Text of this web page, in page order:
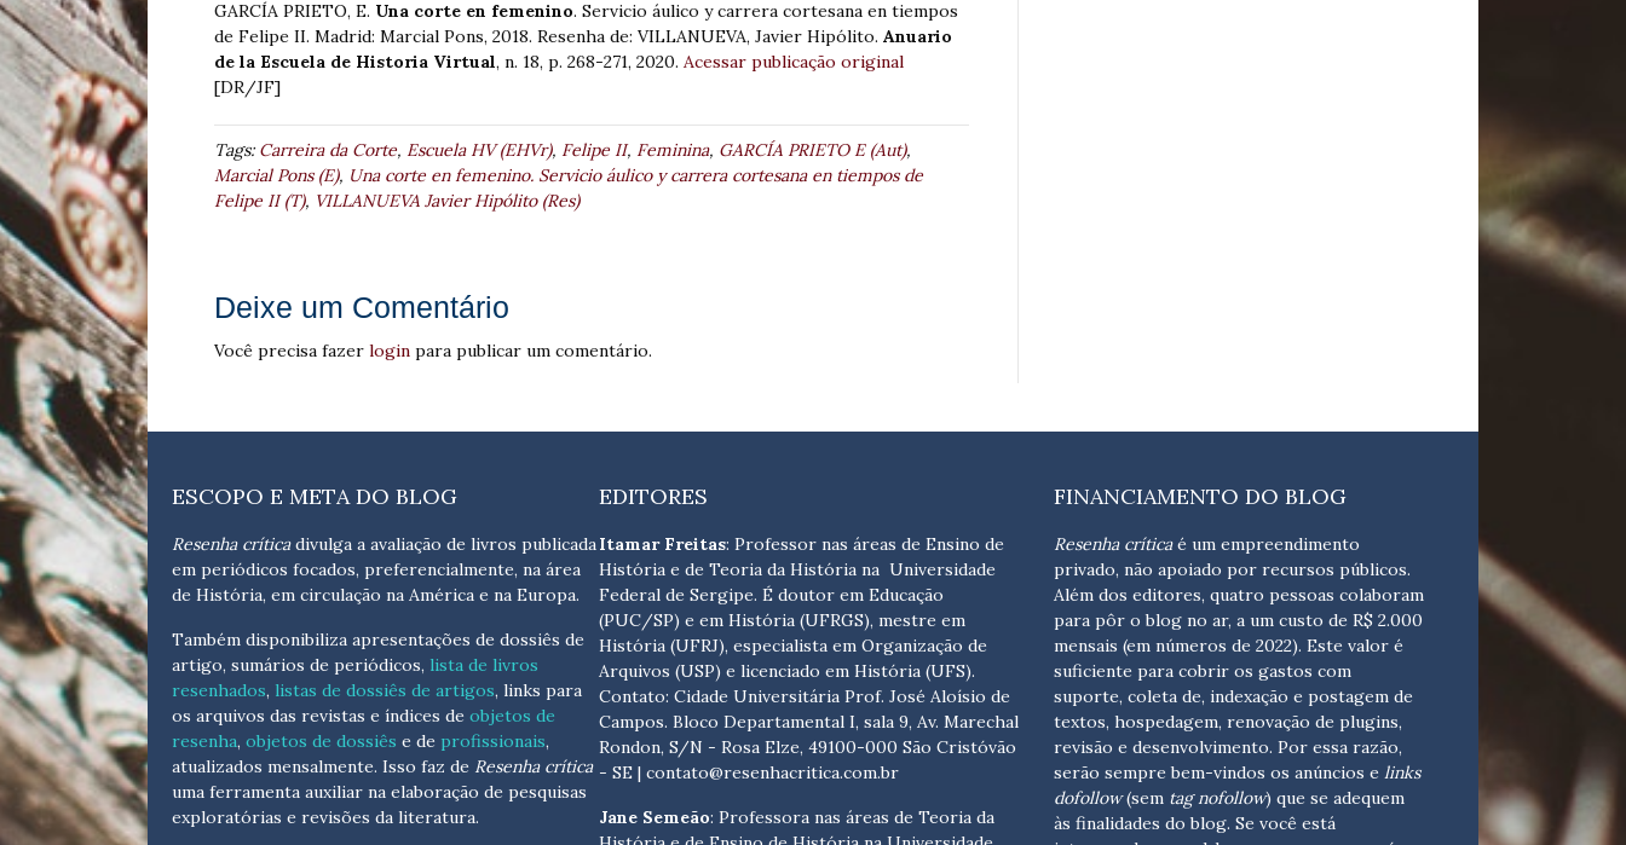
GARCÍA PRIETO, E. Una corte en femenino. Servicio áulico y carrera cortesana en tiempos
de Felipe II. Madrid: Marcial Pons, 2018. Resenha de: VILLANUEVA, Javier Hipólito. Anuario
de la Escuela de Historia Virtual, n. 18, p. 268-271, 2020. Acessar publicação original
[DR/JF]
Tags:Carreira da Corte, Escuela HV (EHVr), Felipe II, Feminina, GARCÍA PRIETO E (Aut),
Marcial Pons (E), Una corte en femenino. Servicio áulico y carrera cortesana en tiempos de
Felipe II (T), VILLANUEVA Javier Hipólito (Res)
Deixe um Comentário
Você precisa fazer login para publicar um comentário.
ESCOPO E META DO BLOG
Resenha críticadivulga a avaliação de livros publicada
em periódicos focados, preferencialmente, na área
de História, em circulação na América e na Europa.
Também disponibiliza apresentações de dossiês de
artigo, sumários de periódicos, lista de livros
resenhados, listas de dossiês de artigos, links para
os arquivos das revistas e índices de objetos de
resenha, objetos de dossiês e de profissionais,
atualizados mensalmente. Isso faz de Resenha crítica
uma ferramenta auxiliar na elaboração de pesquisas
exploratórias e revisões da literatura.
EDITORES
Itamar Freitas: Professor nas áreas de Ensino de
História e de Teoria da História na Universidade
Federal de Sergipe. É doutor em Educação
(PUC/SP) e em História (UFRGS), mestre em
História (UFRJ), especialista em Organização de
Arquivos (USP) e licenciado em História (UFS).
Contato:Cidade Universitária Prof. José Aloísio de
Campos. Bloco Departamental I, sala 9, Av. Marechal
Rondon, S/N - Rosa Elze, 49100-000 São Cristóvão
- SE| contato@resenhacritica.com.br
Jane Semeão: Professora nas áreas de Teoria da
FINANCIAMENTO DO BLOG
Resenha críticaé um empreendimento
privado, não apoiado por recursos públicos.
Além dos editores, quatro pessoas colaboram
para pôr o blog no ar, a um custo de R$ 2.000
mensais (em números de 2022). Este valor é
suficiente para cobrir os gastos com
suporte, coleta de, indexação e postagem de
textos, hospedagem, renovação de plugins,
revisão e desenvolvimento. Por essa razão,
serão sempre bem-vindos os anúncios e links
dofollow(sem tag nofollow) que se adequem
às finalidades do blog. Se você está